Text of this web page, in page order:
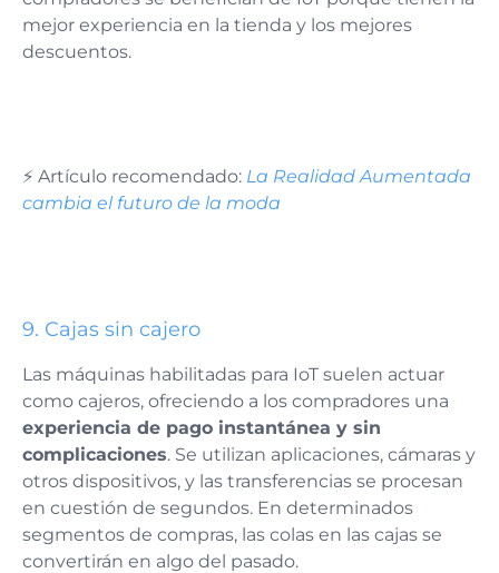
mejor experiencia en la tienda y los mejores
descuentos.
⚡️ Artículo recomendado: La Realidad Aumentada
cambia el futuro de la moda
9. Cajas sin cajero
Las máquinas habilitadas para IoT suelen actuar
como cajeros, ofreciendo a los compradores una
experiencia de pago instantánea y sin
complicaciones. Se utilizan aplicaciones, cámaras y
otros dispositivos, y las transferencias se procesan
en cuestión de segundos. En determinados
segmentos de compras, las colas en las cajas se
convertirán en algo del pasado.